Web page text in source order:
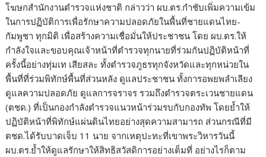
โฆษกสำนักงานตำรวจแห่งชาติ กล่าวว่า ผบ.ตร.กำชับเพิ่มความเข้ม
ในการปฏิบัติการเพื่อรักษาความปลอดภัยในพื้นที่ชายแดนไทย-
กัมพูชา ทุกมิติ เพื่อสร้างความเชื่อมั่นให้ประชาชน โดย ผบ.ตร.ให้
กำลังใจและขอบคุณเจ้าหน้าที่ตำรวจทุกนายที่ร่วมกันปฏิบัติหน้าที่
ครั้งนี้อย่างทุ่มเท เสียสละ ทั้งตำรวจภูธรทุกจังหวัดและทุกหน่วยใน
พื้นที่ที่ร่วมพิทักษ์พื้นที่ส่วนหลัง ดูแลประชาชน ทั้งการอพยพลำเลียง
ดูแลความปลอดภัย ดูแลการจราจร รวมถึงตำรวจตระเวนชายแดน
(ตชด.) ที่เป็นกองกำลังตำรวจแนวหน้าร่วมรบกับกองทัพ โดยย้ำให้
ปฏิบัติหน้าที่พิทักษ์แผ่นดินไทยอย่างสุดความสามารถ ส่วนกรณีที่มี
ตชด.ได้รับบาดเจ็บ 11 นาย จากเหตุปะทะที่เขาพระวิหารวันนี้
ผบ.ตร.ย้ำให้ดูแลรักษาให้สิทธิสวัสดิการอย่างเต็มที่ อย่างไรก็ตาม